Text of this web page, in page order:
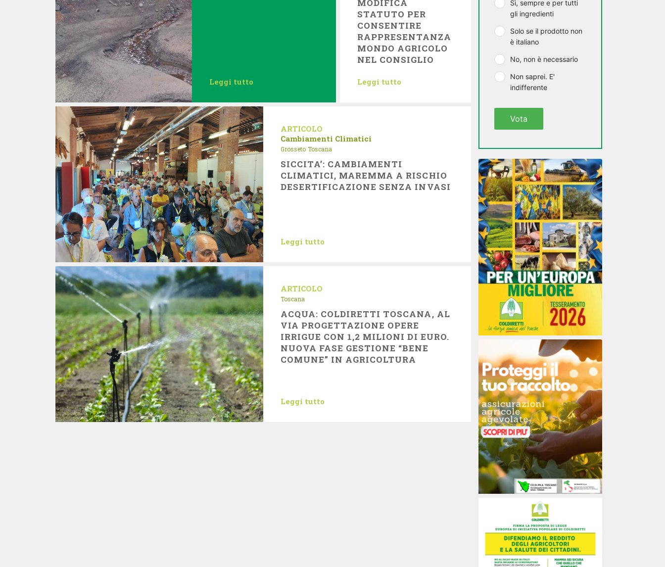
Leggi tutto
MODIFICA
STATUTO PER
CONSENTIRE
RAPPRESENTANZA
MONDO AGRICOLO
NEL CONSIGLIO
Leggi tutto
ARTICOLO
Cambiamenti Climatici
Grosseto Toscana
SICCITA’: CAMBIAMENTI
CLIMATICI, MAREMMA A RISCHIO
DESERTIFICAZIONE SENZA INVASI
Leggi tutto
ARTICOLO
Toscana
ACQUA: COLDIRETTI TOSCANA, AL
VIA PROGETTAZIONE OPERE
IRRIGUE CON 1,2 MILIONI DI EURO.
NUOVA FASE GESTIONE “BENE
COMUNE” IN AGRICOLTURA
Leggi tutto
Sì, sempre e per tutti
gli ingredienti
Solo se il prodotto non
è italiano
No, non è necessario
Non saprei. E'
indifferente
Vota